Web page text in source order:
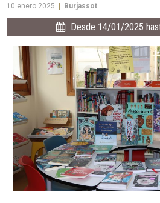
10 enero 2025 Burjassot
Desde 14/01/2025